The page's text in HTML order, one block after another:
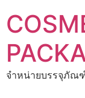
to
content
จำหน่ายบรรจุภัณฑ์